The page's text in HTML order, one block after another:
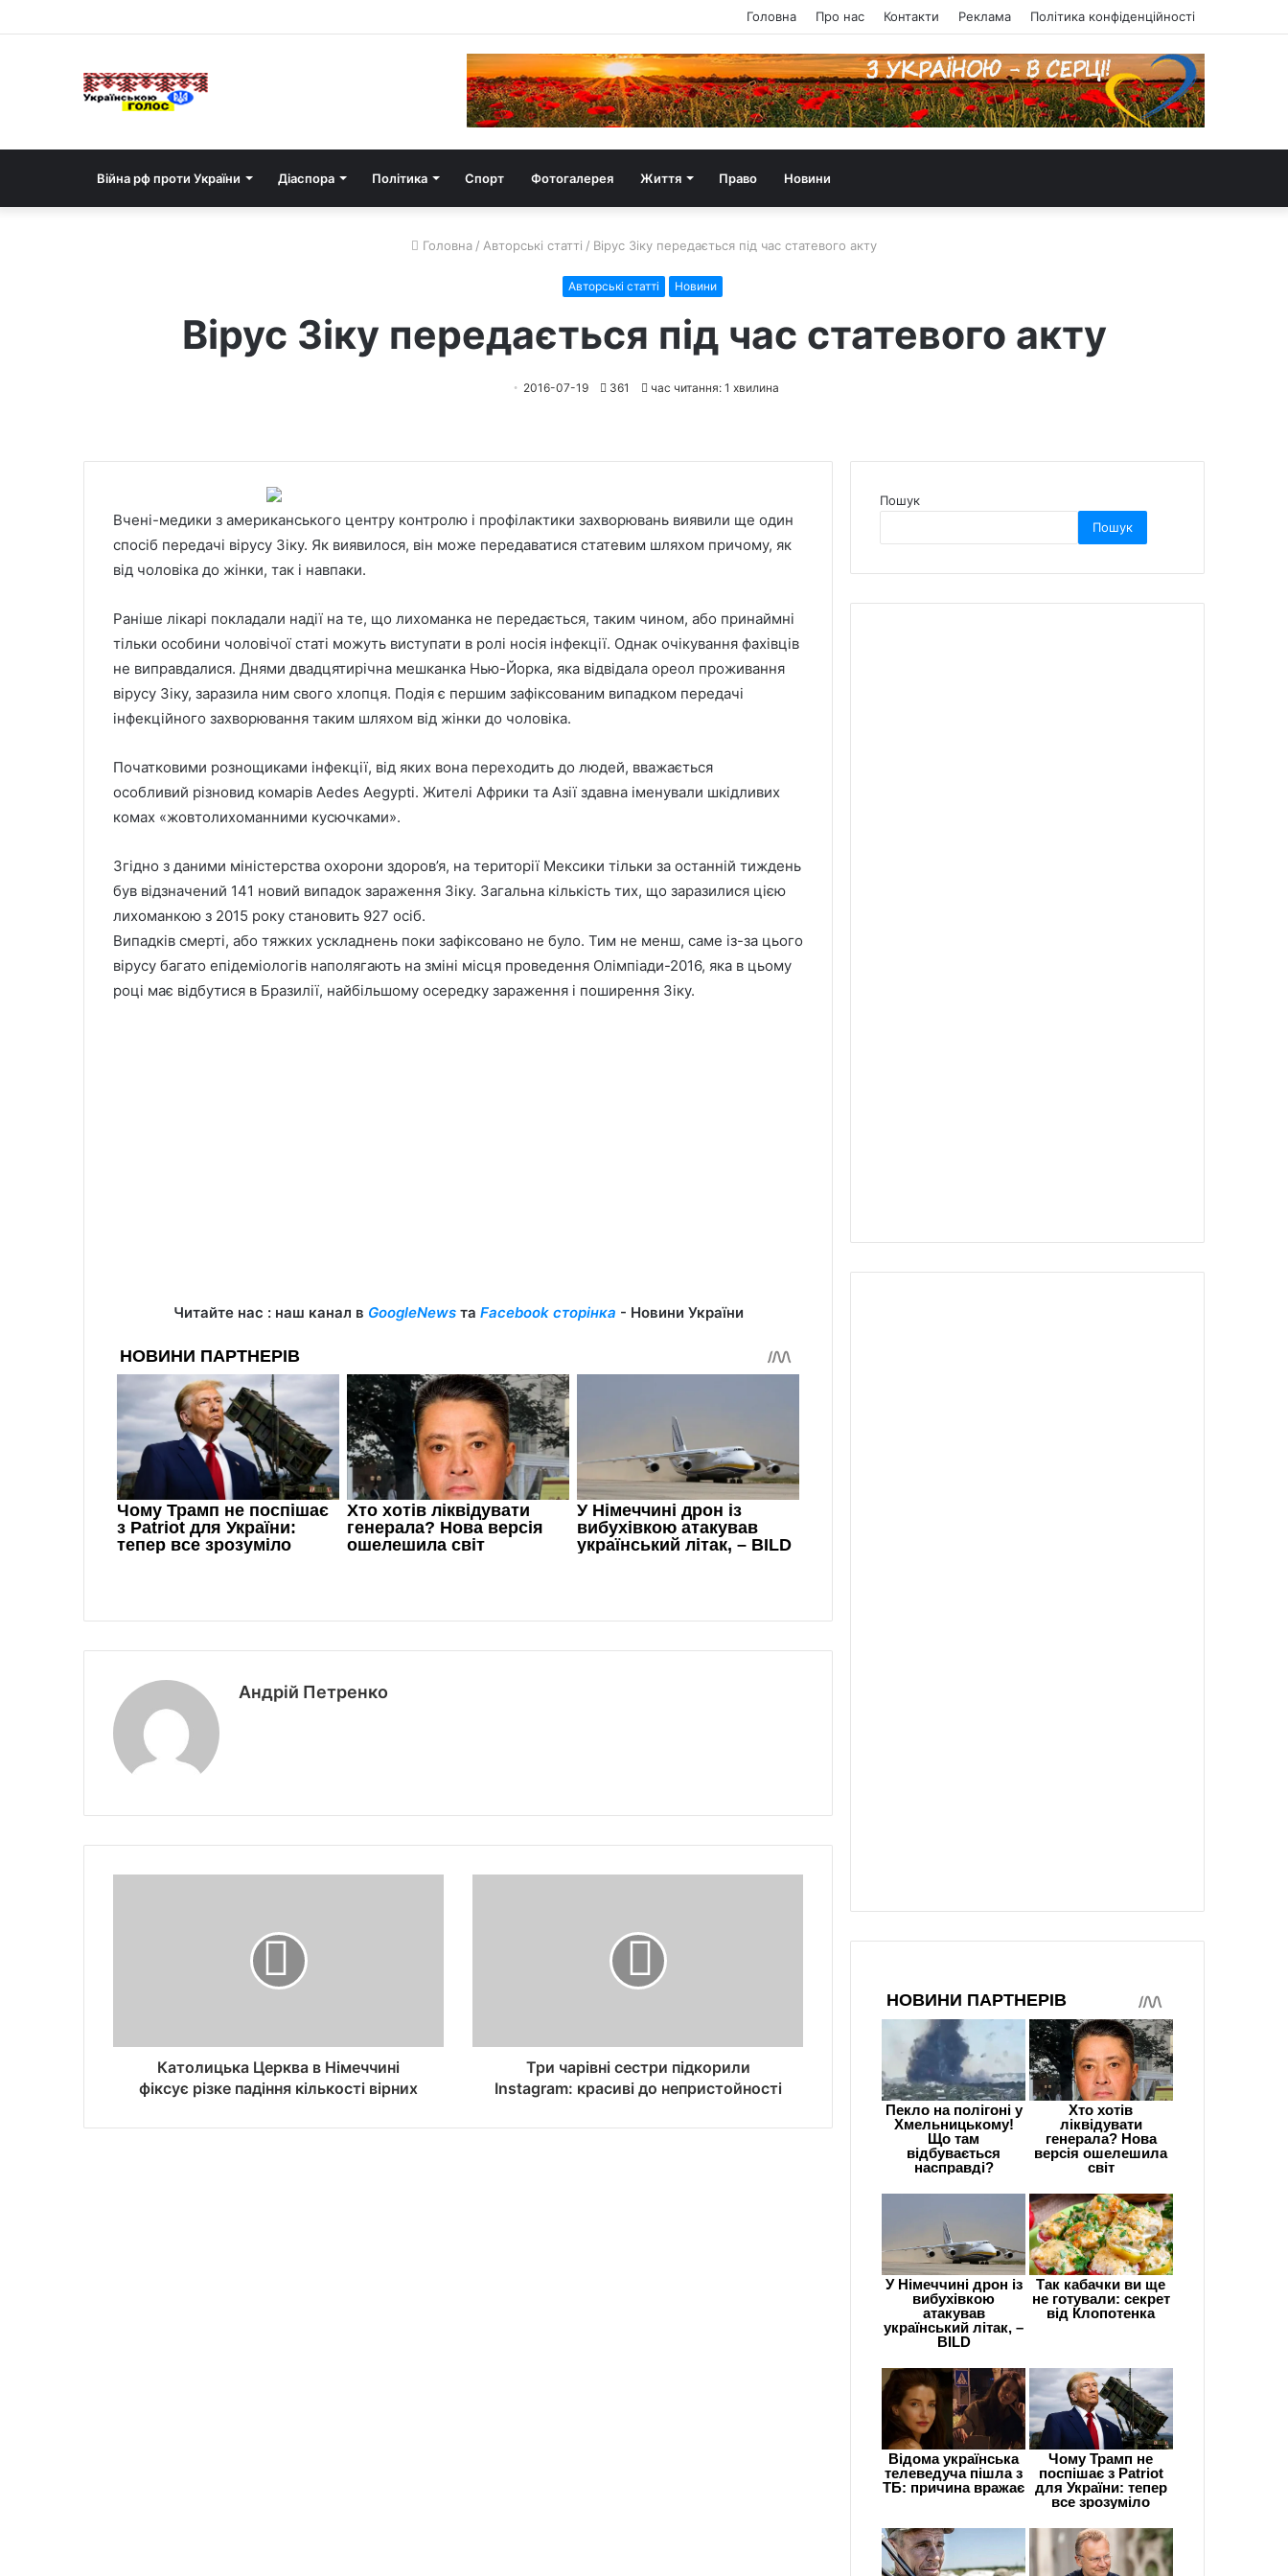
Головна Про нас Контакти Реклама Політика конфіденційності
Війна рф проти України Діаспора Політика Спорт Фотогалерея Життя Право Новини
Головна / Авторські статті / Вірус Зіку передається під час статевого акту
Авторські статті Новини
Вірус Зіку передається під час статевого акту
2016-07-19 361 час читання: 1 хвилина
Вчені-медики з американського центру контролю і профілактики захворювань виявили ще один
спосіб передачі вірусу Зіку. Як виявилося, він може передаватися статевим шляхом причому, як
від чоловіка до жінки, так і навпаки.
Раніше лікарі покладали надії на те, що лихоманка не передається, таким чином, або принаймні
тільки особини чоловічої статі можуть виступати в ролі носія інфекції. Однак очікування фахівців
не виправдалися. Днями двадцятирічна мешканка Нью-Йорка, яка відвідала ореол проживання
вірусу Зіку, заразила ним свого хлопця. Подія є першим зафіксованим випадком передачі
інфекційного захворювання таким шляхом від жінки до чоловіка.
Початковими рознощиками інфекції, від яких вона переходить до людей, вважається
особливий різновид комарів Aedes Aegypti. Жителі Африки та Азії здавна іменували шкідливих
комах «жовтолихоманними кусючками».
Згідно з даними міністерства охорони здоров’я, на території Мексики тільки за останній тиждень
був відзначений 141 новий випадок зараження Зіку. Загальна кількість тих, що заразилися цією
лихоманкою з 2015 року становить 927 осіб.
Випадків смерті, або тяжких ускладнень поки зафіксовано не було. Тим не менш, саме із-за цього
вірусу багато епідеміологів наполягають на зміні місця проведення Олімпіади-2016, яка в цьому
році має відбутися в Бразилії, найбільшому осередку зараження і поширення Зіку.
Читайте нас : наш канал в GoogleNewsта Facebook сторінка - Новини України
Андрій Петренко
Католицька Церква в Німеччині
фіксує різке падіння кількості вірних
Три чарівні сестри підкорили
Instagram: красиві до непристойності
Пошук
Пошук